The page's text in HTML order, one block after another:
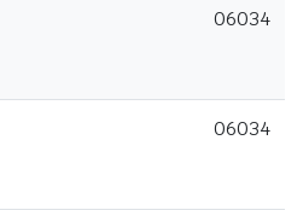
06034
06034